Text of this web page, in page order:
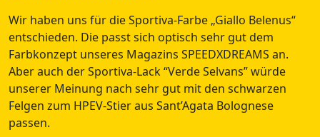
Wir haben uns für die Sportiva-Farbe „Giallo Belenus“
entschieden. Die passt sich optisch sehr gut dem
Farbkonzept unseres Magazins SPEEDXDREAMS an.
Aber auch der Sportiva-Lack “Verde Selvans” würde
unserer Meinung nach sehr gut mit den schwarzen
Felgen zum HPEV-Stier aus Sant’Agata Bolognese
passen.